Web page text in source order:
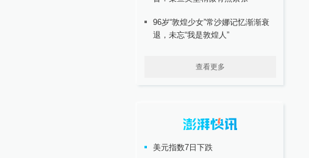
96岁“敦煌少女”常沙娜记忆渐渐衰
退，未忘“我是敦煌人”
查看更多
美元指数7日下跌